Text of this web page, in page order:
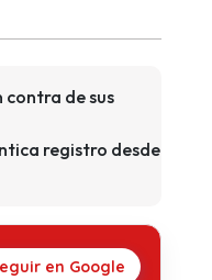
de sus
registro desde
en Google